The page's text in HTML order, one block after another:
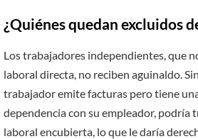
¿Quiénes quedan excluidos
Los trabajadores independientes, que
laboral directa, no reciben aguinaldo.
trabajador emite facturas pero tiene
dependencia con su empleador, podría
laboral encubierta, lo que le daría